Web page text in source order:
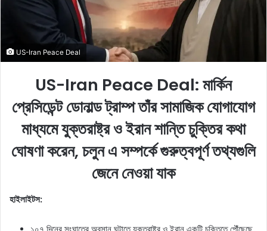
X a
l
US-Iran Peace Deal
US-Iran Peace Deal: মার্কিন
প্রেসিডেন্ট ডোনাল্ড ট্রাম্প তাঁর সামাজিক যোগাযোগ
মাধ্যমে যুক্তরাষ্ট্র ও ইরান শান্তি চুক্তির কথা
ঘোষণা করেন, চলুন এ সম্পর্কে গুরুত্বপূর্ণ তথ্যগুলি
জেনে নেওয়া যাক
হাইলাইটস: